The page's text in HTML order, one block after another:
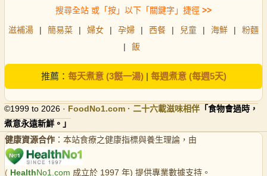
搜尋全站 或「按」以下「關鍵字」捷徑 >>
滋補湯 | 簡易菜 | 婦女 | 孕婦 | 西餐 | 兒童 | 海鮮 |
粉麵
|
飯
推薦： 每天煮意 (3餸一湯)| 每週煮意 (每週5天)
©1999 to 2026 · FoodNo1.com · 二十六載滋味相伴 「食物會過時，
煮意永遠新鮮。」
健康資源合作 ：本站食療之健康指標與養生理論，由
( HealthNo1.com 成立於 1997 年) 提供專業數據支持。